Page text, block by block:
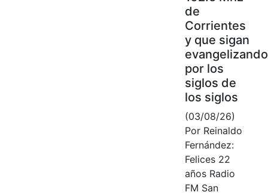
de
Corrientes
y que sigan
evangelizando
por los
siglos de
los siglos
(03/08/26)
Por Reinaldo
Fernández:
Felices 22
años Radio
FM San